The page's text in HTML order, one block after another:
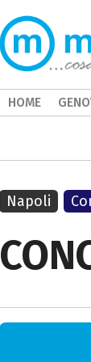
Napoli
HOME